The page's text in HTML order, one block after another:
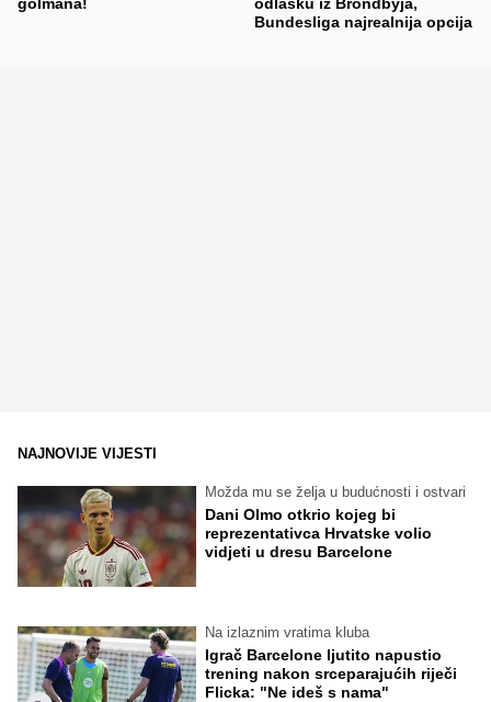
Bundesliga najrealnija opcija
NAJNOVIJE VIJESTI
Možda mu se želja u budućnosti i ostvari
Dani Olmo otkrio kojeg bi
reprezentativca Hrvatske volio
vidjeti u dresu Barcelone
Na izlaznim vratima kluba
Igrač Barcelone ljutito napustio
trening nakon srceparajućih riječi
Flicka: "Ne ideš s nama"